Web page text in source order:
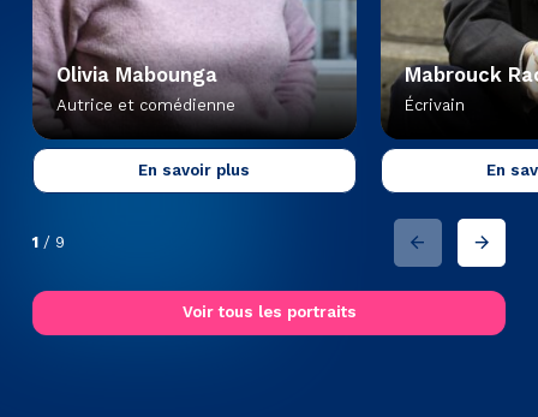
Olivia Mabounga
Autrice et comédienne
En savoir plus
Mabrouck
Écrivain
En
1/ 9
Voir tous les portraits